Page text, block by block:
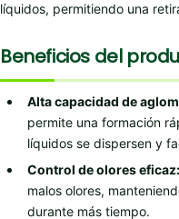
líquidos, permitiendo una
Beneficios del
Alta capacidad de
permite una formación
líquidos se dispersen y
Control de olores eficaz:
malos olores,
durante más tiempo.